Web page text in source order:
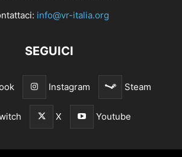
info@vr-italia.org
SEGUICI
Instagram Steam
X Youtube